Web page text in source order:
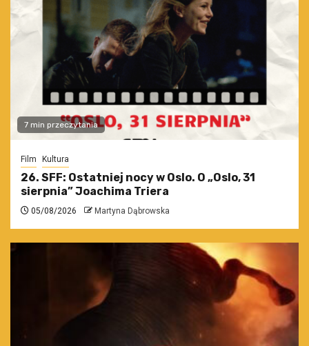
7 min przeczytania
Film Kultura
26. SFF: Ostatniej nocy w Oslo. O „Oslo, 31
sierpnia” Joachima Triera
05/08/2026 Martyna Dąbrowska